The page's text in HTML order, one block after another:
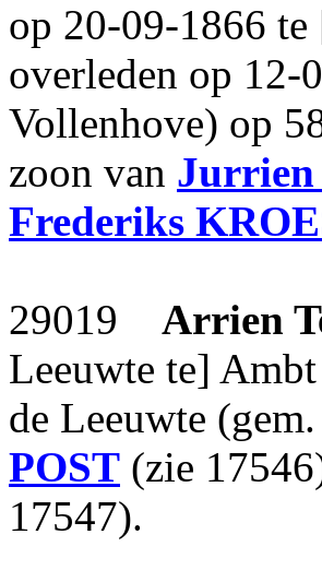
op 20-09-1866
overleden op 12-
Vollenhove) op
zoon van Jurrien
Frederiks
29019 Arrien
Leeuwte te]
de Leeuwte
POST (zie
17547).